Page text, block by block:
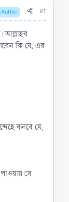
Author #1
আল্লাহর
কি যে, এর
বলবে যে,
সে